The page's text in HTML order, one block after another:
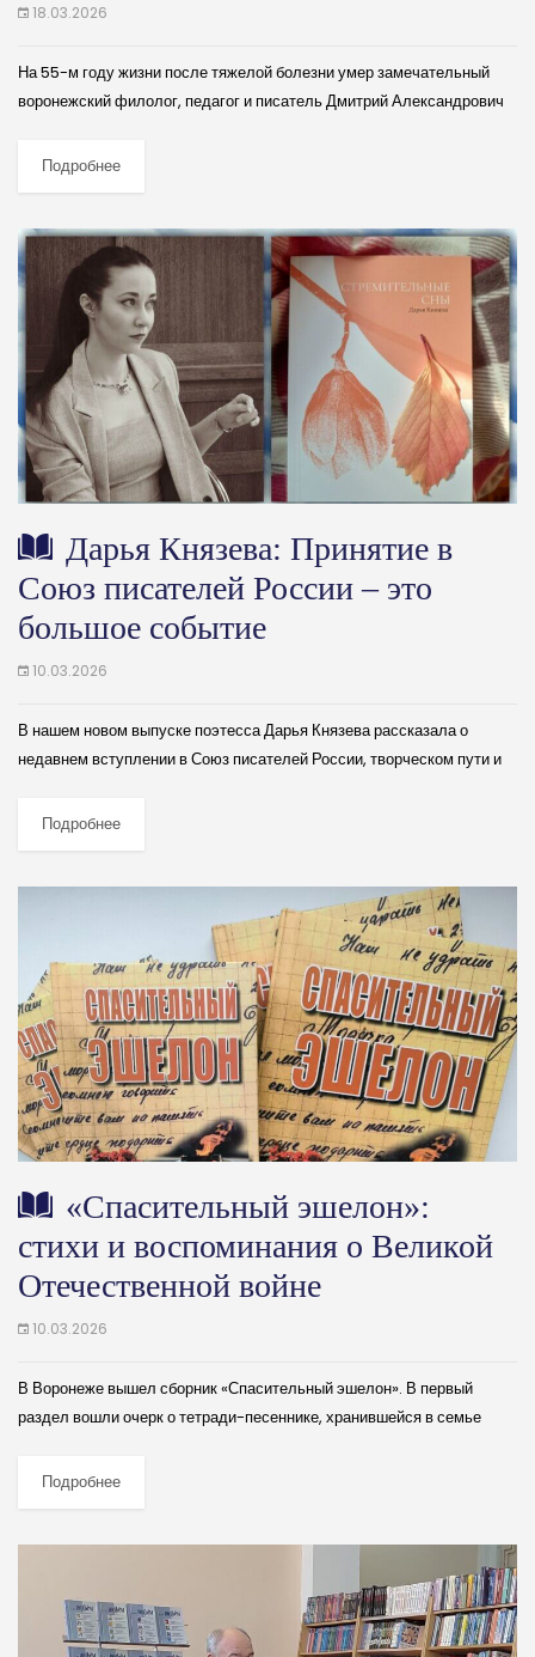
18.03.2026
На 55-м году жизни после тяжелой болезни умер замечательный
воронежский филолог, педагог и писатель Дмитрий Александрович
чрезвычайно весома в ученом мире. Доктор...
Подробнее
Дарья Князева: Принятие в
Союз писателей России – это
большое событие
10.03.2026
В нашем новом выпуске поэтесса Дарья Князева рассказала о
недавнем вступлении в Союз писателей России, творческом пути и
2023 году по итогам...
Подробнее
«Спасительный эшелон»:
стихи и воспоминания о Великой
Отечественной войне
10.03.2026
В Воронеже вышел сборник «Спасительный эшелон». В первый
раздел вошли очерк о тетради-песеннике, хранившейся в семье
войны, записанные медсестрами со слов...
Подробнее